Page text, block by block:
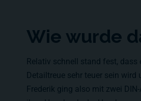
Wie wurde
Relativ schnell stand fest,
Detailtreue sehr teuer sein wird
Frederik ging also mit zwei